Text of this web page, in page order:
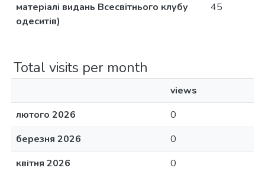
матеріалі видань Всесвітнього клубу
одеситів)
45
Total visits per month
views
лютого 2026
0
березня 2026
0
квітня 2026
0